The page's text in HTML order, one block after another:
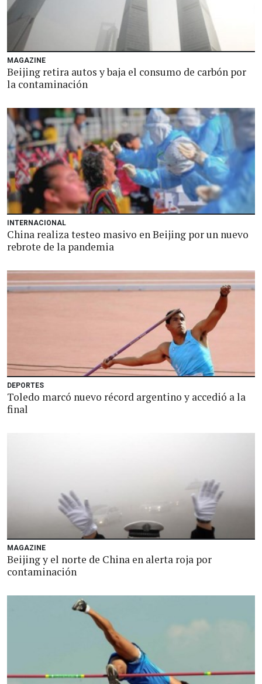
MAGAZINE
Beijing retira autos y baja el consumo de carbón por
la contaminación
INTERNACIONAL
China realiza testeo masivo en Beijing por un nuevo
rebrote de la pandemia
DEPORTES
Toledo marcó nuevo récord argentino y accedió a la
final
MAGAZINE
Beijing y el norte de China en alerta roja por
contaminación